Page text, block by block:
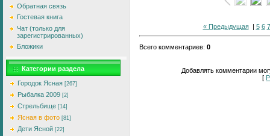
Обратная связь
Гостевая книга
Чат (только для
зарегистрированных)
Бложики
Категории раздела
Городок Ясная [267]
Рыбалка 2009 [2]
Стрельбище [14]
Ясная в фото [81]
Дети Ясной [22]
« Предыдущая| 5 6 7
Всего комментариев: 0
Добавлять комментарии
[